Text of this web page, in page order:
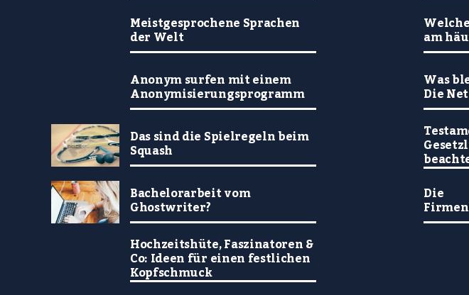
Meistgesprochene Sprachen
der Welt
Anonym surfen mit einem
Anonymisierungsprogramm
Das sind die Spielregeln beim
Squash
Bachelorarbeit vom
Ghostwriter?
Hochzeitshüte, Faszinatoren &
Co: Ideen für einen festlichen
Kopfschmuck
am
Was
Die
Die